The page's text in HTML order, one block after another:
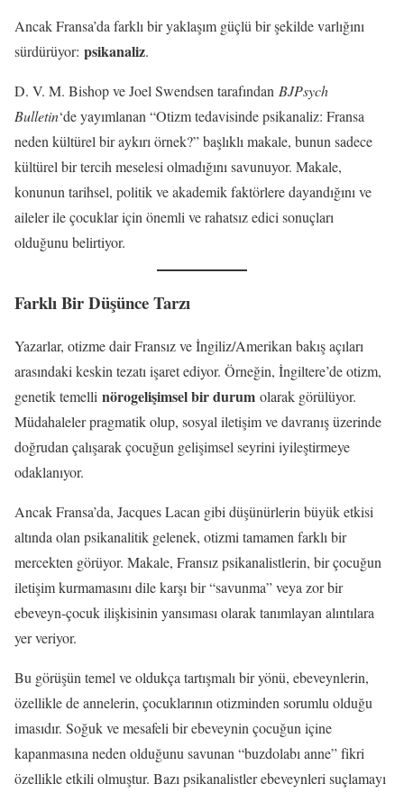
Ancak Fransa’da farklı bir yaklaşım güçlü bir şekilde varlığını
sürdürüyor: psikanaliz.
D. V. M. Bishop ve Joel Swendsen tarafından BJPsych
Bulletin‘de yayımlanan “Otizm tedavisinde psikanaliz: Fransa
neden kültürel bir aykırı örnek?” başlıklı makale, bunun sadece
kültürel bir tercih meselesi olmadığını savunuyor. Makale,
konunun tarihsel, politik ve akademik faktörlere dayandığını ve
aileler ile çocuklar için önemli ve rahatsız edici sonuçları
olduğunu belirtiyor.
Farklı Bir Düşünce Tarzı
Yazarlar, otizme dair Fransız ve İngiliz/Amerikan bakış açıları
arasındaki keskin tezatı işaret ediyor. Örneğin, İngiltere’de otizm,
genetik temelli nörogelişimsel bir durum olarak görülüyor.
Müdahaleler pragmatik olup, sosyal iletişim ve davranış üzerinde
doğrudan çalışarak çocuğun gelişimsel seyrini iyileştirmeye
odaklanıyor.
Ancak Fransa’da, Jacques Lacan gibi düşünürlerin büyük etkisi
altında olan psikanalitik gelenek, otizmi tamamen farklı bir
mercekten görüyor. Makale, Fransız psikanalistlerin, bir çocuğun
iletişim kurmamasını dile karşı bir “savunma” veya zor bir
ebeveyn-çocuk ilişkisinin yansıması olarak tanımlayan alıntılara
yer veriyor.
Bu görüşün temel ve oldukça tartışmalı bir yönü, ebeveynlerin,
özellikle de annelerin, çocuklarının otizminden sorumlu olduğu
imasıdır. Soğuk ve mesafeli bir ebeveynin çocuğun içine
kapanmasına neden olduğunu savunan “buzdolabı anne” fikri
özellikle etkili olmuştur. Bazı psikanalistler ebeveynleri suçlamayı